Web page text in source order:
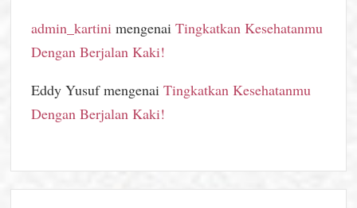
admin_kartini mengenaiTingkatkan Kesehatanmu
Dengan Berjalan Kaki!
Eddy YusufmengenaiTingkatkan Kesehatanmu
Dengan Berjalan Kaki!